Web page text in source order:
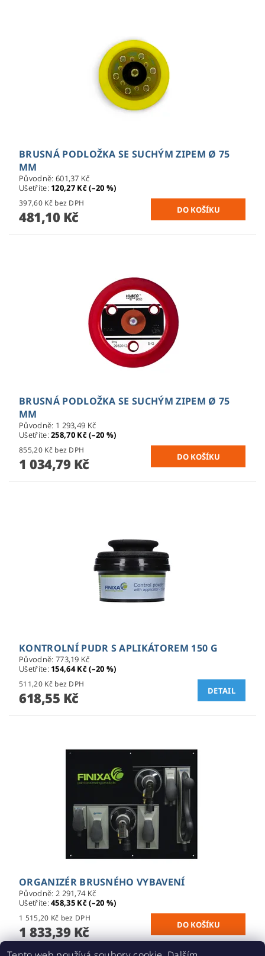
BRUSNÁ PODLOŽKA SE SUCHÝM ZIPEM Ø 75
MM
Původně: 601,37 Kč
Ušetříte: 120,27 Kč (–20 %)
397,60 Kč bez DPH
481,10 Kč
BRUSNÁ PODLOŽKA SE SUCHÝM ZIPEM Ø 75
MM
Původně: 1 293,49 Kč
Ušetříte:258,70 Kč (–20 %)
855,20 Kč bez DPH
1 034,79 Kč
KONTROLNÍ PUDR S APLIKÁTOREM 150 G
Původně: 773,19 Kč
Ušetříte: 154,64 Kč (–20 %)
511,20 Kč bez DPH
618,55 Kč DETAIL
ORGANIZÉR BRUSNÉHO VYBAVENÍ
Původně: 2 291,74 Kč
Ušetříte:458,35 Kč (–20 %)
1 515,20 Kč bez DPH
1 833,39 Kč